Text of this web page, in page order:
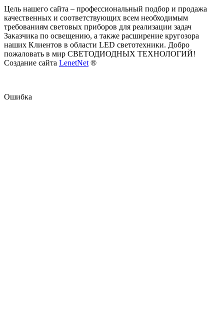
Цель нашего сайта – профессиональный подбор и продажа
качественных и соответствующих всем необходимым
требованиям световых приборов для реализации задач
Заказчика по освещению, а также расширение кругозора
наших Клиентов в области LED светотехники. Добро
пожаловать в мир СВЕТОДИОДНЫХ ТЕХНОЛОГИЙ!
Создание сайта LenetNet ®
Ошибка